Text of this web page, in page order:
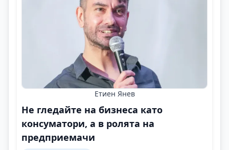
Етиен Янев
Не гледайте на бизнеса като
консуматори, а в ролята на
предприемачи